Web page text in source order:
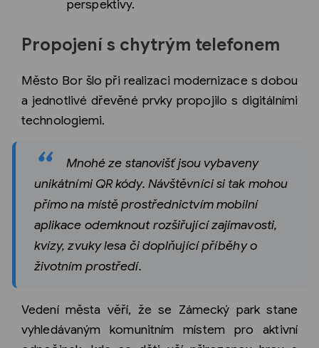
perspektivy.
Propojení s chytrým telefonem
Město Bor šlo při realizaci modernizace s dobou
a jednotlivé dřevěné prvky propojilo s digitálními
technologiemi.
Mnohé ze stanovišť jsou vybaveny
unikátními QR kódy. Návštěvníci si tak mohou
přímo na místě prostřednictvím mobilní
aplikace odemknout rozšiřující zajímavosti,
kvízy, zvuky lesa či doplňující příběhy o
životním prostředí.
Vedení města věří, že se Zámecký park stane
vyhledávaným komunitním místem pro aktivní